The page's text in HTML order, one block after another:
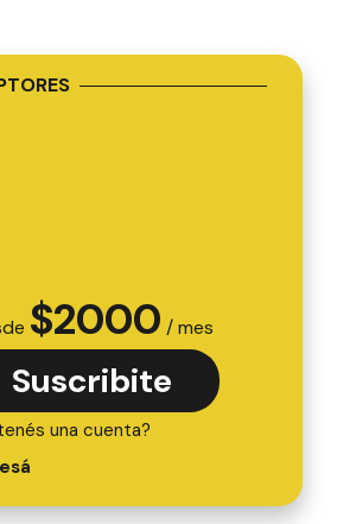
$2000 / mes
Suscribite
una cuenta?